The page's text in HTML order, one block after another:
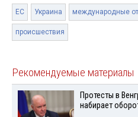
ЕС Украина международные
происшествия
Рекомендуемые материалы
Протесты в
набирает